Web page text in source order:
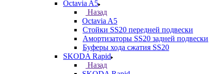
Octavia A5
Назад
Octavia A5
Стойки SS20 передней подвески
Амортизаторы SS20 задней подвески
Буферы хода сжатия SS20
SKODA Rapid
Назад